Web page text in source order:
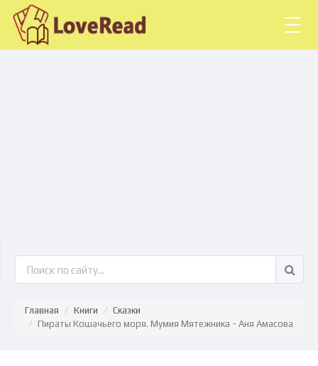
Главная Книги
Сказки
Пираты Кошачьего моря. Мумия Мятежника - Аня Амасова